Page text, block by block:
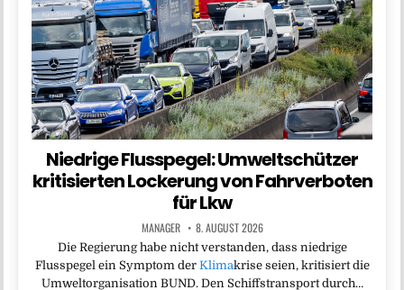
Niedrige Flusspegel: Umweltschützer
kritisierten Lockerung von Fahrverboten
für Lkw
MANAGER 8. AUGUST 2026
Die Regierung habe nicht verstanden, dass niedrige
Flusspegel ein Symptom der Klimakrise seien, kritisiert die
Umweltorganisation BUND. Den Schiffstransport durch…